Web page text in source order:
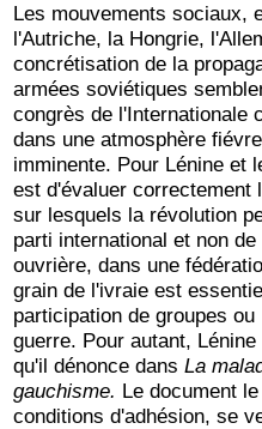
Les mouvements sociaux,
l'Autriche, la Hongrie,
concrétisation de la
armées soviétiques
congrès de l'Internationale
dans une atmosphère
imminente. Pour Lénine et
est d'évaluer correctement
sur lesquels la révolution
parti international et non
ouvrière, dans une
grain de l'ivraie est
participation de groupes
guerre. Pour autant,
qu'il dénonce dans La
gauchisme. Le document
conditions d'adhésion, se